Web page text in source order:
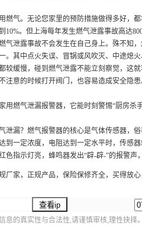
燃气。无论您家里的预防措施做得多好，
10%。但上海每年发生燃气泄露事故高达
气泄露事故不会发生在自己身上。殊不知
。其中点火失误、冒锅或风吹灭、中途熄
较缓慢，碰到燃气泄露不能立刻察觉，这
注意的时候打开阀门，也容易造成安全隐
用燃气泄漏报警器，它能时刻警惕“厨房
泄漏？燃气报警器的核心是气体传感器，
到一定浓度，电阻达到一定水平时，传感
色指示灯亮，蜂鸣器发出“辟-辟-”的报警声
厂家，正规产品，保险保修齐全，买得放
息的真实性与合法性,请谨慎审核,理性抉择